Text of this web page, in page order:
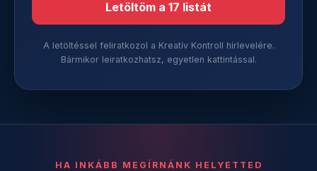
Letöltöm a 17 listát
A letöltéssel feliratkozol a Kreatív Kontroll hírlevelére.
Bármikor leiratkozhatsz, egyetlen kattintással.
HA INKÁBB MEGÍRNÁNK HELYETTED